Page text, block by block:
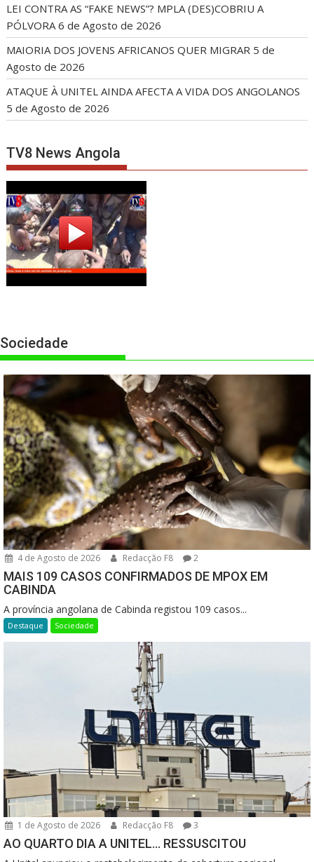
LEI CONTRA AS “FAKE NEWS”? MPLA (DES)COBRIU A
PÓLVORA 6 de Agosto de 2026
MAIORIA DOS JOVENS AFRICANOS QUER MIGRAR 5 de
Agosto de 2026
ATAQUE À UNITEL AINDA AFECTA A VIDA DOS ANGOLANOS
5 de Agosto de 2026
TV8 News Angola
Sociedade
4 de Agosto de 2026 Redacção F8 2
MAIS 109 CASOS CONFIRMADOS DE MPOX EM
CABINDA
A província angolana de Cabinda registou 109 casos...
Destaque Sociedade
1 de Agosto de 2026 Redacção F8 3
AO QUARTO DIA A UNITEL… RESSUSCITOU